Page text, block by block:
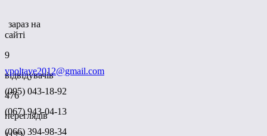
зараз на
сайті
9
відвідувачів
476
переглядів
vpoltave2012@gmail.com
(095) 043-18-92
(067) 943-04-13
(066) 394-98-34